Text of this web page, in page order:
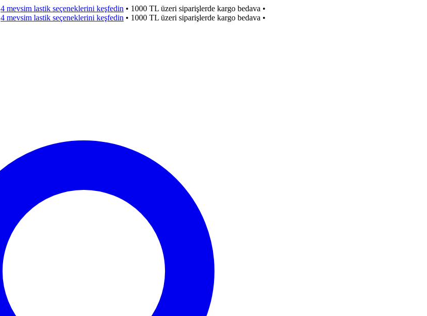
4 mevsim lastik seçeneklerini keşfedin • 1000 TL üzeri siparişlerde kargo bedava •
4 mevsim lastik seçeneklerini keşfedin • 1000 TL üzeri siparişlerde kargo bedava •